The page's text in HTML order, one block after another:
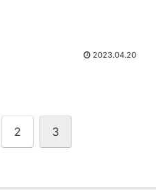
2023.04.20
2 3